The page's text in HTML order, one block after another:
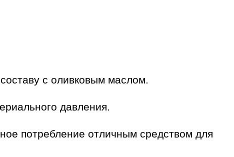
с оливковым маслом.
давления.
потребление отличным средством для